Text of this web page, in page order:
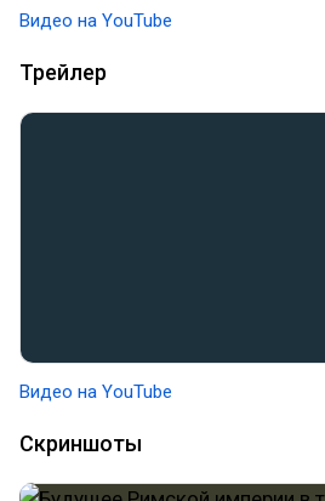
Видео на YouTube
Трейлер
Видео на YouTube
Скриншоты